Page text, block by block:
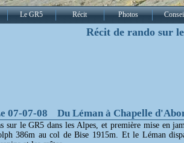
Le GR5 Récit Photos
Récit de rando sur
07-07-08 Du Léman à Chapelle
sur le GR5 dans les Alpes, et première mise en
386m au col de Bise 1915m. Et le Léman